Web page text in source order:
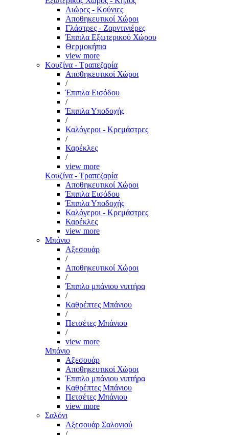
Αιώρες - Κούνιες
Αποθηκευτικοί Χώροι
Γλάστρες - Ζαρντινιέρες
Έπιπλα Εξωτερικού Χώρου
Θερμοκήπια
view more
Κουζίνα - Τραπεζαρία
Αποθηκευτικοί Χώροι
/
Έπιπλα Εισόδου
/
Έπιπλα Υποδοχής
/
Καλόγεροι - Κρεμάστρες
/
Καρέκλες
/
view more
Κουζίνα - Τραπεζαρία
Αποθηκευτικοί Χώροι
Έπιπλα Εισόδου
Έπιπλα Υποδοχής
Καλόγεροι - Κρεμάστρες
Καρέκλες
view more
Μπάνιο
Αξεσουάρ
/
Αποθηκευτικοί Χώροι
/
Έπιπλο μπάνιου νιπτήρα
/
Καθρέπτες Μπάνιου
/
Πετσέτες Μπάνιου
/
view more
Μπάνιο
Αξεσουάρ
Αποθηκευτικοί Χώροι
Έπιπλο μπάνιου νιπτήρα
Καθρέπτες Μπάνιου
Πετσέτες Μπάνιου
view more
Σαλόνι
Αξεσουάρ Σαλονιού